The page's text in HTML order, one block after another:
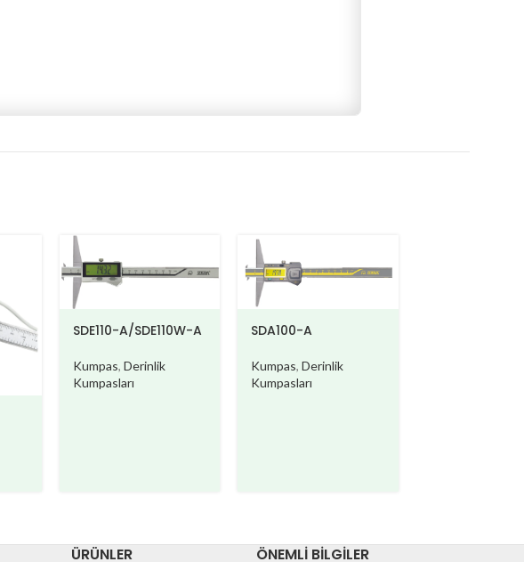
SDE110-A/SDE110W-A
Kumpas, Derinlik
Kumpasları
SDA100-A
Kumpas,Derinlik
Kumpasları
ÜRÜNLER ÖNEMLI BILGILER